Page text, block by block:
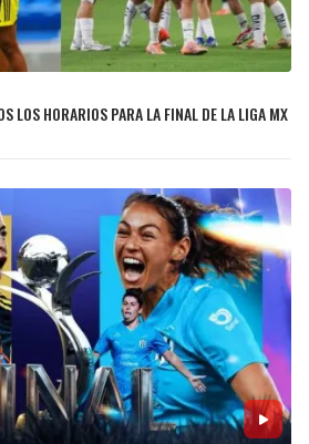
LOS HORARIOS PARA LA FINAL DE LA LIGA MX